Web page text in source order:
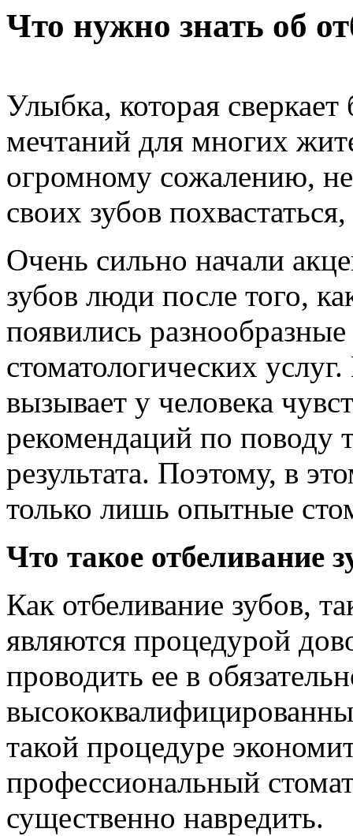
Что нужно знать об
Улыбка, которая
мечтаний для многих
огромному сожалению, не
своих зубов
Очень сильно начали
зубов люди после того,
появились
стоматологических
вызывает у человека
рекомендаций по поводу
результата. Поэтому, в
только лишь опытные
Что такое отбеливание
Как отбеливание зубов,
являются процедурой
проводить ее в
такой процедуре
профессиональный
существенно навредить.